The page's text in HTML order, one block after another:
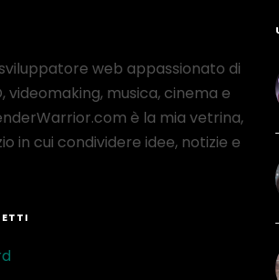
web appassionato di
videomaking, musica, cinema e
è la mia vetrina,
in cui condividere idee, notizie e